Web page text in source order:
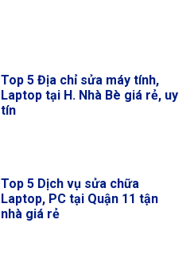
Top 5 Địa chỉ sửa máy tính,
Laptop tại H. Nhà Bè giá rẻ, uy
tín
Top 5 Dịch vụ sửa chữa
Laptop, PC tại Quận 11 tận
nhà giá rẻ